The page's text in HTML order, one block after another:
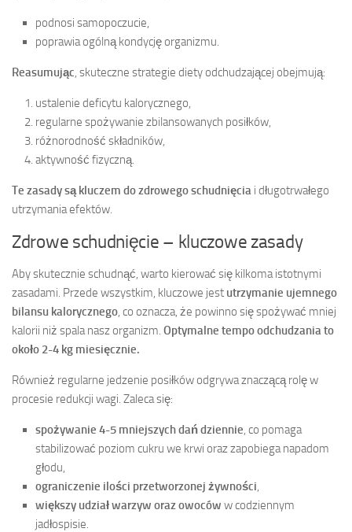
podnosi samopoczucie,
poprawia ogólną kondycję organizmu.
Reasumując , skuteczne strategie diety odchudzającej obejmują:
ustalenie deficytu kalorycznego,
regularne spożywanie zbilansowanych posiłków,
różnorodność składników,
aktywność fizyczną.
Te zasady są kluczem do zdrowego schudnięcia i długotrwałego
utrzymania efektów.
Zdrowe schudnięcie – kluczowe zasady
Aby skutecznie schudnąć, warto kierować się kilkoma istotnymi
zasadami. Przede wszystkim, kluczowe jest utrzymanie ujemnego
bilansu kalorycznego , co oznacza, że powinno się spożywać mniej
kalorii niż spala nasz organizm. Optymalne tempo odchudzania to
około 2-4 kg miesięcznie.
Również regularne jedzenie posiłków odgrywa znaczącą rolę w
procesie redukcji wagi. Zaleca się:
spożywanie 4-5 mniejszych dań dziennie , co pomaga
stabilizować poziom cukru we krwi oraz zapobiega napadom
głodu,
ograniczenie ilości przetworzonej żywności
większy udział warzyw oraz owoców w codziennym
jadłospisie.